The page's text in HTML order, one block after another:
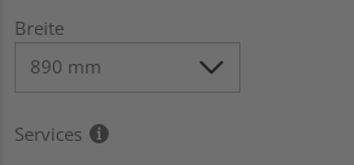
Breite
Services